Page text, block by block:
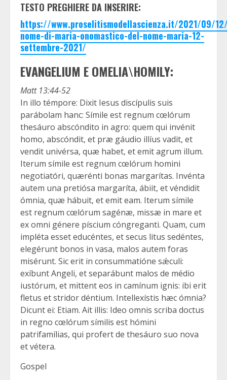
TESTO PREGHIERE DA INSERIRE:
https://www.proselitismodellascienza.it/2021/09/
nome-di-maria-onomastico-del-nome-maria-12-
settembre-2021/
EVANGELIUM E OMELIA\HOMILY:
Matt 13:44-52
In illo témpore: Dixit Iesus discípulis suis
parábolam hanc: Símile est regnum cœlórum
thesáuro abscóndito in agro: quem qui invénit
homo, abscóndit, et præ gáudio illíus vadit, et
vendit univérsa, quæ habet, et emit agrum illum.
Iterum símile est regnum cœlórum homini
negotiatóri, quærénti bonas margarítas. Invénta
autem una pretiósa margaríta, ábiit, et véndidit
ómnia, quæ hábuit, et emit eam. Iterum símile
est regnum cœlórum sagénæ, missæ in mare et
ex omni génere píscium cóngreganti. Quam, cum
impléta esset educéntes, et secus litus sedéntes,
elegérunt bonos in vasa, malos autem foras
misérunt. Sic erit in consummatióne sǽculi:
exíbunt Angeli, et separábunt malos de médio
iustórum, et mittent eos in camínum ignis: ibi erit
fletus et stridor déntium. Intellexístis hæc ómnia?
Dicunt ei: Etiam. Ait illis: Ideo omnis scriba doctus
in regno cœlórum símilis est hómini
patrifamílias, qui profert de thesáuro suo nova
et vétera.
Gospel